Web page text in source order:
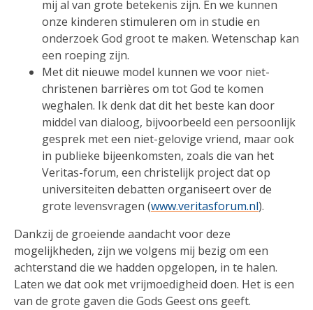
mij al van grote betekenis zijn. En we kunnen
onze kinderen stimuleren om in studie en
onderzoek God groot te maken. Wetenschap kan
een roeping zijn.
Met dit nieuwe model kunnen we voor niet-
christenen barrières om tot God te komen
weghalen. Ik denk dat dit het beste kan door
middel van dialoog, bijvoorbeeld een persoonlijk
gesprek met een niet-gelovige vriend, maar ook
in publieke bijeenkomsten, zoals die van het
Veritas-forum, een christelijk project dat op
universiteiten debatten organiseert over de
grote levensvragen (www.veritasforum.nl).
Dankzij de groeiende aandacht voor deze
mogelijkheden, zijn we volgens mij bezig om een
achterstand die we hadden opgelopen, in te halen.
Laten we dat ook met vrijmoedigheid doen. Het is een
van de grote gaven die Gods Geest ons geeft.